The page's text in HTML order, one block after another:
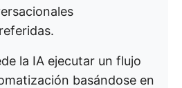
la IA ejecutar un flujo
basándose en